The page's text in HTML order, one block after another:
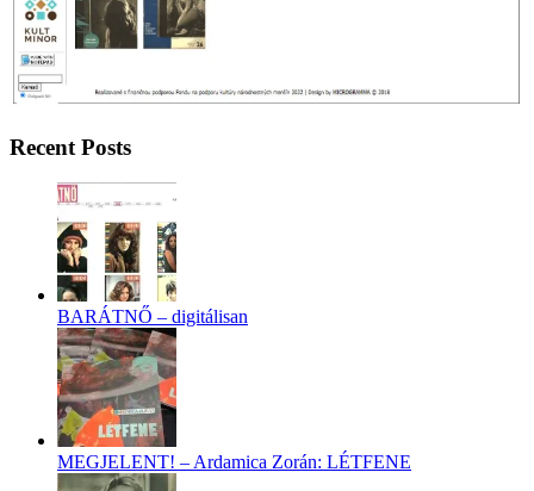
Recent Posts
BARÁTNŐ – digitálisan
MEGJELENT! – Ardamica Zorán: LÉTFENE